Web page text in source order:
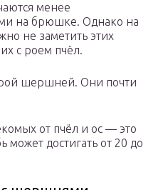
менее
на брюшке. Однако на
не заметить этих
с роем пчёл.
шершней. Они почти
от пчёл и ос — это
может достигать от 20 до